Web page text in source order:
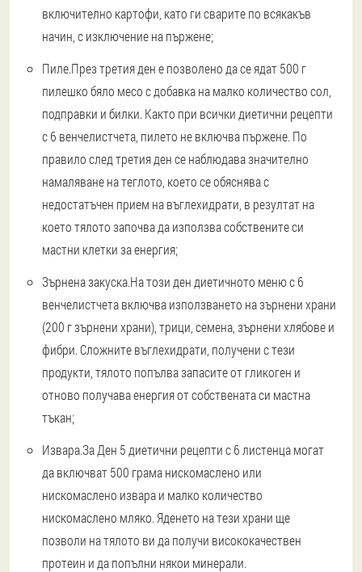
включително картофи, като ги сварите по всякакъв
начин, с изключение на пържене;
Пиле.През третия ден е позволено да се ядат 500 г
пилешко бяло месо с добавка на малко количество сол,
подправки и билки. Както при всички диетични рецепти
с 6 венчелистчета, пилето не включва пържене. По
правило след третия ден се наблюдава значително
намаляване на теглото, което се обяснява с
недостатъчен прием на въглехидрати, в резултат на
което тялото започва да използва собствените си
мастни клетки за енергия;
Зърнена закуска.На този ден диетичното меню с 6
венчелистчета включва използването на зърнени храни
(200 г зърнени храни), трици, семена, зърнени хлябове и
фибри. Сложните въглехидрати, получени с тези
продукти, тялото попълва запасите от гликоген и
отново получава енергия от собствената си мастна
тъкан;
Извара.За Ден 5 диетични рецепти с 6 листенца могат
да включват 500 грама нискомаслено или
нискомаслено извара и малко количество
нискомаслено мляко. Яденето на тези храни ще
позволи на тялото ви да получи висококачествен
протеин и да попълни някои минерали.